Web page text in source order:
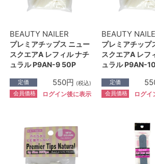
BEAUTY NAILER
プレミアチップス ニュー
スクエアA レフィル ナチ
ュラル P9AN-9 50P
定価 550円 (税込)
会員価格 ログイン後に表示
BEAUTY
プレミアチップ
スクエアA レフ
ュラル P9AN-
定価
会員価格 ログイ